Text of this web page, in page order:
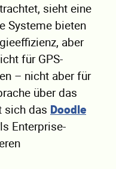
sieht eine
Systeme bieten
aber
für GPS-
– nicht aber für
über das
sich das Doodle
Enterprise-